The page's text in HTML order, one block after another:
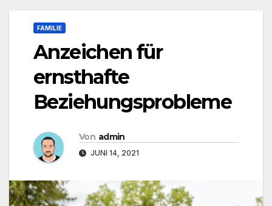
FAMILIE
Anzeichen für
ernsthafte
Beziehungsprobleme
Von admin
JUNI 14, 2021